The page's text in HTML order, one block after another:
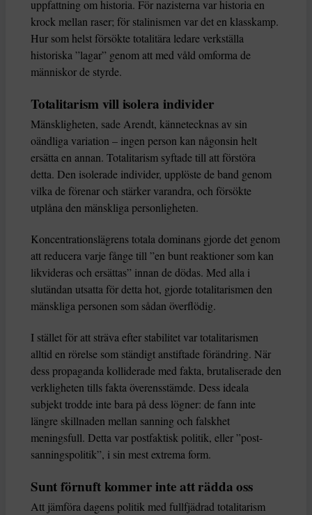
uppfattning om historia. För nazisterna var historia en
krock mellan raser; för stalinismen var det en klasskamp.
Hur som helst försökte totalitära ledare verkställa
historiska ”lagar” genom att med våld omforma de
människor de styrde.
Totalitarism vill isolera individer
Mänskligheten, sade Arendt, kännetecknas av sin
oändliga variation – ingen person kan någonsin helt
ersätta en annan. Totalitarism syftade till att förstöra
detta. Den isolerade individer, upplöste de band genom
vilka de förenar och stärker varandra, och försökte
utplåna den mänskliga personligheten.
Koncentrationslägrens totala dominans gjorde det genom
att reducera varje fånge till ”en bunt reaktioner som kan
likvideras och ersättas” innan de dödas. Med alla i
slutändan utsatta för detta hot, gjorde totalitarismen den
mänskliga personen som sådan överflödig.
I stället för att sträva efter stabilitet var totalitarismen
alltid en rörelse som ständigt anstiftade förändring. När
dess propaganda kolliderade med fakta, brutaliserade den
verkligheten tills fakta överensstämde. Dess ideala
subjekt trodde inte bara på dess lögner: de fann inte
längre skillnaden mellan sanning och falskhet
meningsfull. Detta var postfaktisk politik, eller ”post-
sanningspolitik”, i sin mest extrema form.
Sunt förnuft kommer inte att rädda oss
Att jämföra dagens politik med fullfjädrad totalitarism